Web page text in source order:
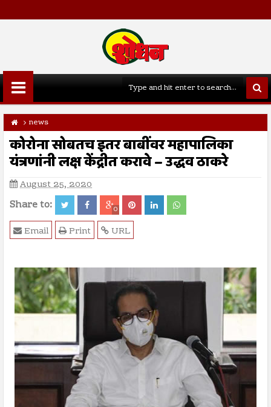
news
कोरोना सोबतच इतर बाबींवर महापालिका
यंत्रणांनी लक्ष केंद्रीत करावे – उद्धव ठाकरे
August 25, 2020
Share to: 0
URL
Print
Email